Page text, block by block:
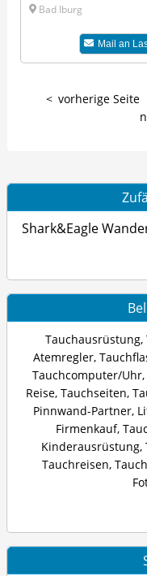
Bad Iburg
Mail an
vorherige Seite
Shark&Eagle
Tauchausrüstung,
Atemregler,
Tauchcomputer/Uhr,
Reise, Tauchseiten,
Pinnwand-Partner,
Firmenkauf,
Kinderausrüstung,
Tauchreisen,